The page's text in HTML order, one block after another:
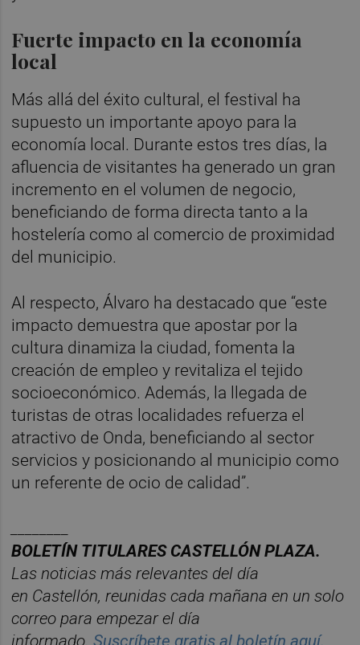
Fuerte impacto en la economía
local
Más allá del éxito cultural, el festival ha
supuesto un importante apoyo para la
economía local. Durante estos tres días, la
afluencia de visitantes ha generado un gran
incremento en el volumen de negocio,
beneficiando de forma directa tanto a la
hostelería como al comercio de proximidad
del municipio.
Al respecto, Álvaro ha destacado que “este
impacto demuestra que apostar por la
cultura dinamiza la ciudad, fomenta la
creación de empleo y revitaliza el tejido
socioeconómico. Además, la llegada de
turistas de otras localidades refuerza el
atractivo de Onda, beneficiando al sector
servicios y posicionando al municipio como
un referente de ocio de calidad”.
BOLETÍNTITULARES CASTELLÓNPLAZA.
Las noticias más relevantes del día
en Castellón, reunidas cada mañana en un solo
correo para empezar el día